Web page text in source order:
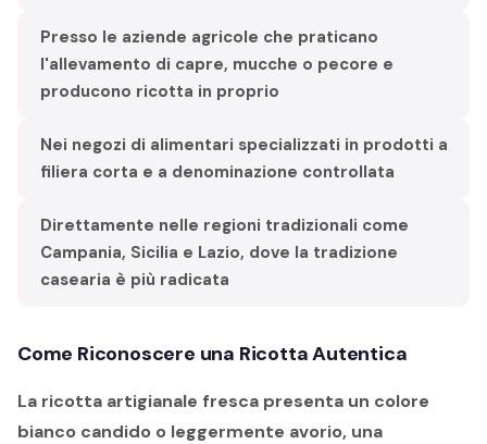
Presso le aziende agricole che praticano
l'allevamento di capre, mucche o pecore e
producono ricotta in proprio
Nei negozi di alimentari specializzati in prodotti a
filiera corta e a denominazione controllata
Direttamente nelle regioni tradizionali come
Campania, Sicilia e Lazio, dove la tradizione
casearia è più radicata
Come Riconoscere una Ricotta Autentica
La ricotta artigianale fresca presenta un colore
bianco candido o leggermente avorio, una